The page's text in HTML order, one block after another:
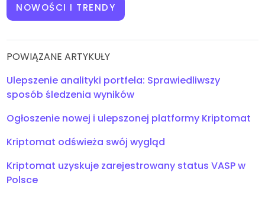
NOWOŚCI I TRENDY
POWIĄZANE ARTYKUŁY
Ulepszenie analityki portfela: Sprawiedliwszy
sposób śledzenia wyników
Ogłoszenie nowej i ulepszonej platformy Kriptomat
Kriptomat odświeża swój wygląd
Kriptomat uzyskuje zarejestrowany status VASP w
Polsce